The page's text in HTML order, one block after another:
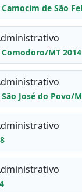
de São
MT 2014
José do Povo/